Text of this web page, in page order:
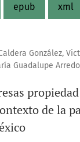
epub xml
González,
Guadalupe
de la